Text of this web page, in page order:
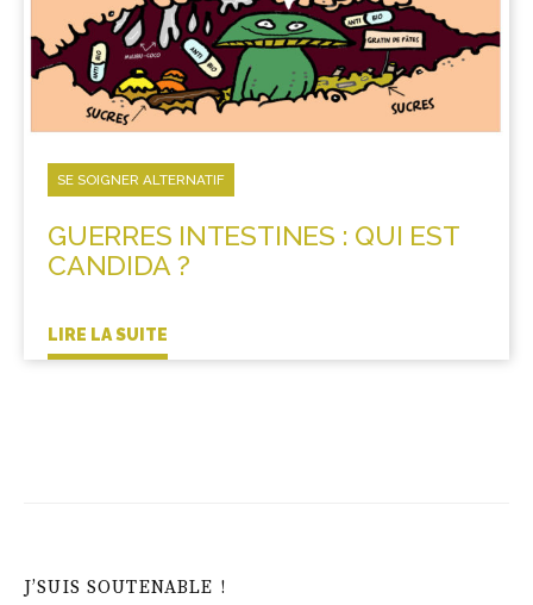
SE SOIGNER ALTERNATIF
GUERRES INTESTINES : QUI EST
CANDIDA ?
LIRE LA SUITE
J’SUIS SOUTENABLE !